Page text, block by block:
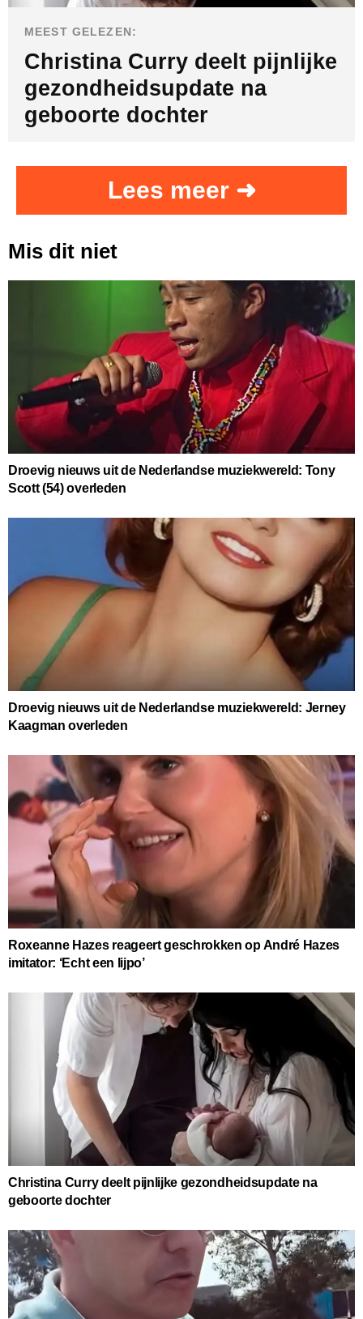
MEEST GELEZEN:
Christina Curry deelt pijnlijke
gezondheidsupdate na
geboorte dochter
Lees meer ➜
Mis dit niet
Droevig nieuws uit de Nederlandse muziekwereld: Tony
Scott (54) overleden
Droevig nieuws uit de Nederlandse muziekwereld: Jerney
Kaagman overleden
Roxeanne Hazes reageert geschrokken op André Hazes
imitator: ‘Echt een lijpo’
Christina Curry deelt pijnlijke gezondheidsupdate na
geboorte dochter